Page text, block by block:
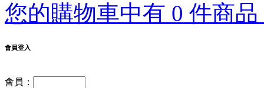
您的購物車中有 0 件商
會員登入
會員：